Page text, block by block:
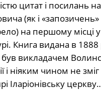
цитат і посилань
(як і
на першому місці
Книга видана в
був викладачем
і ніяким чином не
Іларіонівську